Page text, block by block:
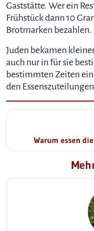
Gaststätte. Wer ein
Frühstück dann 10
Brotmarken bezahlen.
Juden bekamen
auch nur in für sie
bestimmten Zeiten
den
Warum essen